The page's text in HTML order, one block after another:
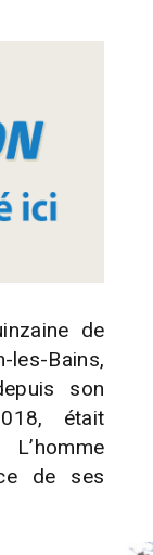
de
Bains,
son
était
de ses